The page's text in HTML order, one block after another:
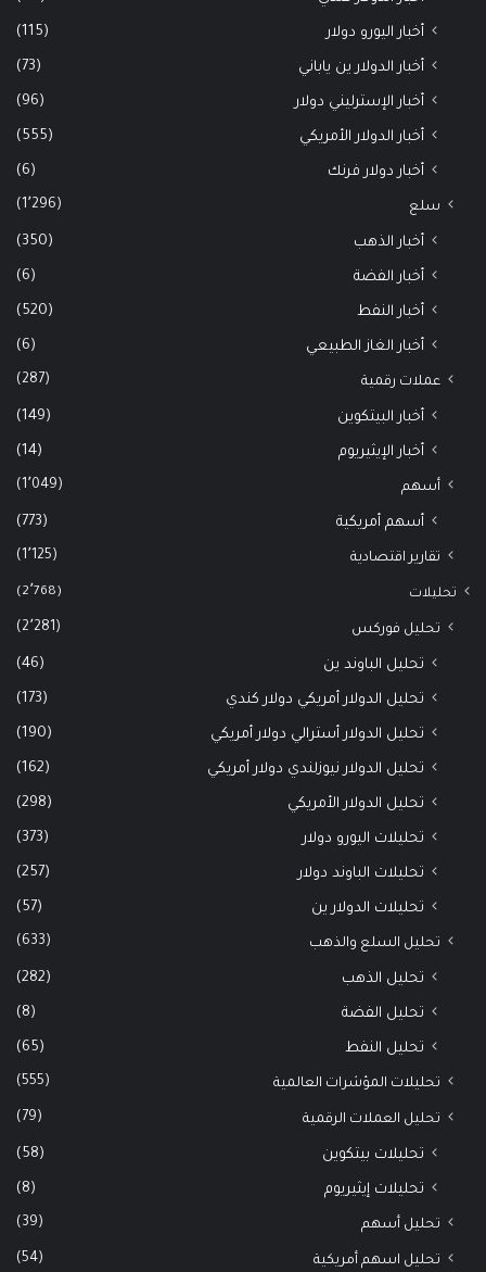
أخبار اليورو دولار (115)
أخبار الدولار ين ياباني (73)
أخبار الإسترليني دولار (96)
أخبار الدولار الأمريكي (555)
أخبار دولار فرنك (6)
سلع (1٬296)
أخبار الذهب (350)
أخبار الفضة (6)
أخبار النفط (520)
أخبار الغاز الطبيعي (6)
عملات رقمية (287)
أخبار البيتكوين (149)
أخبار الإيثيريوم (14)
أسهم (1٬049)
أسهم أمريكية (773)
تقارير اقتصادية (1٬125)
تحليلات (2٬768)
تحليل فوركس (2٬281)
تحليل الباوند ين (46)
تحليل الدولار أمريكي دولار كندي (173)
تحليل الدولار أسترالي دولار أمريكي (190)
تحليل الدولار نيوزلندي دولار أمريكي (162)
تحليل الدولار الأمريكي (298)
تحليلات اليورو دولار (373)
تحليلات الباوند دولار (257)
تحليلات الدولار ين (57)
تحليل السلع والذهب (633)
تحليل الذهب (282)
تحليل الفضة (8)
تحليل النفط (65)
تحليلات المؤشرات العالمية (555)
تحليل العملات الرقمية (79)
تحليلات بيتكوين (58)
تحليلات إيثيريوم (8)
تحليل أسهم (39)
تحليل اسهم أمريكية (54)